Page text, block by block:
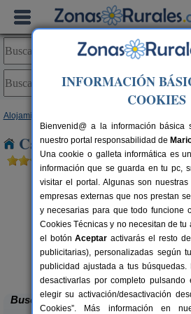
Alojamientos
Casas Rurales cerca de
Cortijo Lorenzo
Abrucena (Almería)
Buscar
INFORMACIÓN
COOKIES
Bienvenid@ a la información básica
nuestro portal responsabilidad de
Una cookie o galleta informática es
información que se guarda en tu pc,
visitar el portal. Algunas son
empresas externas que nos prestan
y necesarias para que todo funcione
Cookies Técnicas y no necesitan de tu
el botónAceptar activarás el resto
publicitarias), personalizadas según
publicidad ajustada a tus búsquedas.
desactivarlas por completo pulsando
elegir su activación/desactivación
Cookies”. Más información en